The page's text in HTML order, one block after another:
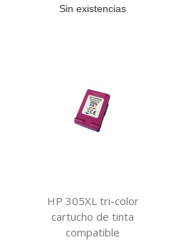
Sin existencias
HP 305XL tri-color
cartucho de tinta
compatible